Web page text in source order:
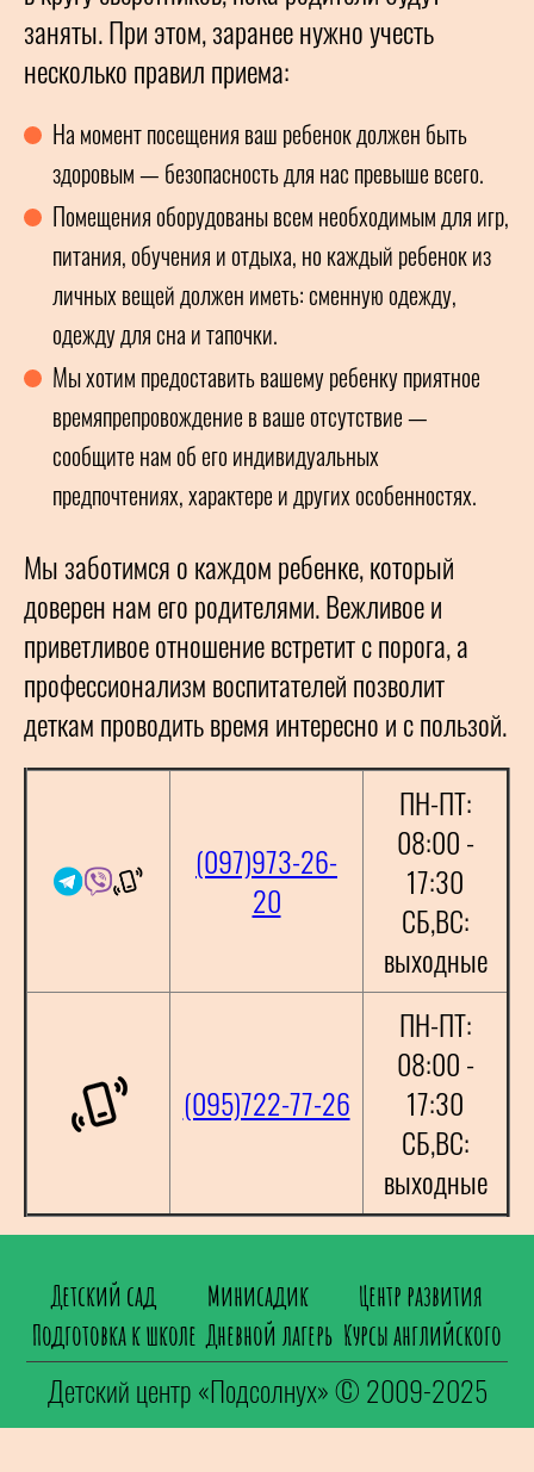
заняты. При этом, заранее нужно учесть
несколько правил приема:
На момент посещения ваш ребенок должен быть
здоровым — безопасность для нас превыше всего.
Помещения оборудованы всем необходимым для игр,
питания, обучения и отдыха, но каждый ребенок из
личных вещей должен иметь: сменную одежду,
одежду для сна и тапочки.
Мы хотим предоставить вашему ребенку приятное
времяпрепровождение в ваше отсутствие —
сообщите нам об его индивидуальных
предпочтениях, характере и других особенностях.
Мы заботимся о каждом ребенке, который
доверен нам его родителями. Вежливое и
приветливое отношение встретит с порога, а
профессионализм воспитателей позволит
деткам проводить время интересно и с пользой.
(097)973-26-
20
ПН-ПТ:
08:00 -
17:30
СБ,ВС:
выходные
(095)722-77-26
ПН-ПТ:
08:00 -
17:30
СБ,ВС:
выходные
Детский сад Минисадик
Центр развития
Подготовка к школе Дневной лагерь Курсы английского
Детский центр «Подсолнух» © 2009-2025